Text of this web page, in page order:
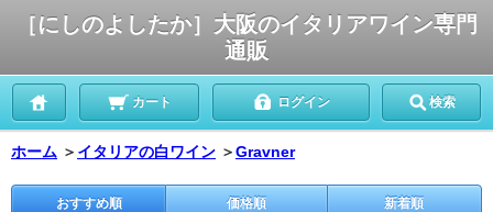
［にしのよしたか］大阪のイタリアワイン専門
通販
カート ログイン 検索
ホーム ＞ イタリアの白ワイン ＞Gravner
おすすめ順 価格順 新着順